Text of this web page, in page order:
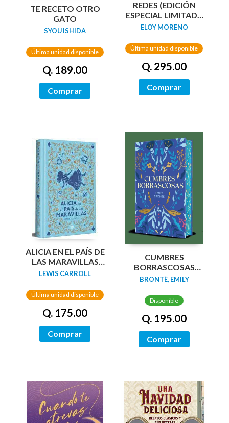
TE RECETO OTRO
GATO
SYOU ISHIDA
Última unidad disponible
Q. 189.00
Comprar
REDES (EDICIÓN
ESPECIAL LIMITADA
GUARDAS DRAGÓN)
ELOY MORENO
Última unidad disponible
Q. 295.00
Comprar
ALICIA EN EL PAÍS DE
LAS MARAVILLAS
(EDICIÓN LIMITADA
PINTADOS)
LEWIS CARROLL
Última unidad disponible
Q. 175.00
Comprar
CUMBRES
BORRASCOSAS
(EDICION LIMITADA
TINTADOS)
BRONTË, EMILY
Disponible
Q. 195.00
Comprar